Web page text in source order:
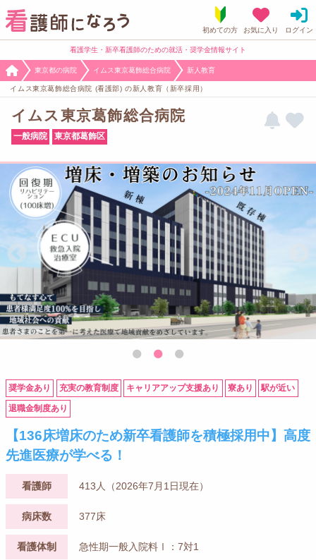
看護学生・新卒看護師のための就活・奨学金情報サイト
東京都の病院 イムス東京葛飾総合病院 新人教育
イムス東京葛飾総合病院 (看護部) の新人教育（新卒採用）
イムス東京葛飾総合病院
一般病院 東京都葛飾区
奨学金あり 充実の教育制度 キャリアアップ支援あり 寮あり 駅が近い
退職金制度あり
【136床増床のため新卒看護師を積極採用中】高度
先進医療が学べる！
看護師 413人（2026年7月1日現在）
病床数 377床
看護体制 急性期一般入院料Ⅰ：7対1